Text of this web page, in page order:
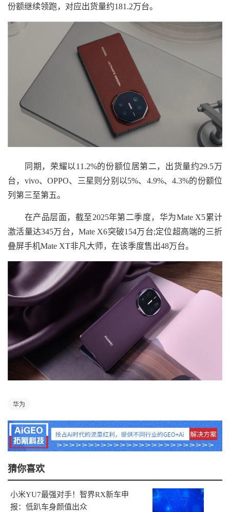
份额继续领跑，对应出货量约181.2万台。
同期，荣耀以11.2%的份额位居第二，出货量约29.5万
台，vivo、OPPO、三星则分别以5%、4.9%、4.3%的份额位
列第三至第五。
在产品层面，截至2025年第二季度，华为Mate X5累计
激活量达345万台，Mate X6突破154万台;定位超高端的三折
叠屏手机Mate XT非凡大师，在该季度售出48万台。
华为
猜你喜欢
小米YU7最强对手！智界RX新车申
报：低趴车身颜值出众